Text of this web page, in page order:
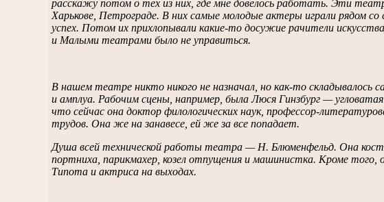
расскажу потом о тех из них, где мне довелось работать. Эти
Харькове, Петрограде. В них самые молодые актеры играли рядом
успех. Потом их прихлопывали какие-то досужие рачители
и Малыми театрами было не управиться.
В нашем театре никто никого не назначал, но как-то складывалось
и амплуа. Рабочим сцены, например, была Люся Гинзбург — угловатая
что сейчас она доктор филологических наук, профессор-
трудов. Она же на занавесе, ей же за все попадает.
Душа всей технической работы театра — Н. Блюменфельд. Она
портниха, парикмахер, козел отпущения и машинистка. Кроме того,
Типота и актриса на выходах.